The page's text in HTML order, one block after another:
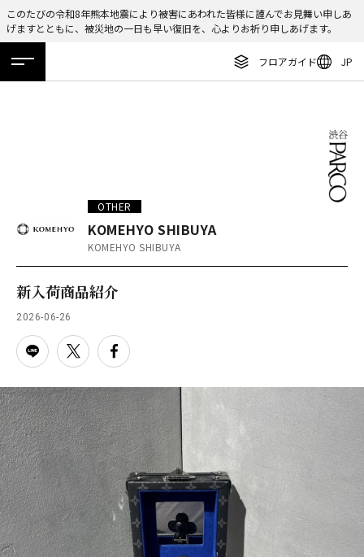
このたびの令和8年熊本地震により被害にあわれた皆様に謹んでお見舞い申しあ
げますとともに、被災地の一日も早い復旧を、心よりお祈り申しあげます。
フロアガイド JP
ホーム 特集 ニュース イベント アクセス
ニュース
TAX FREE
DELIVERY SERVICES
PARCOメンバーズ
オンラインストア
リクルート
ENGLISH
繁体字
OTHER
KOMEHYO SHIBUYA
KOMEHYO SHIBUYA
新入荷商品紹介
2026-06-26